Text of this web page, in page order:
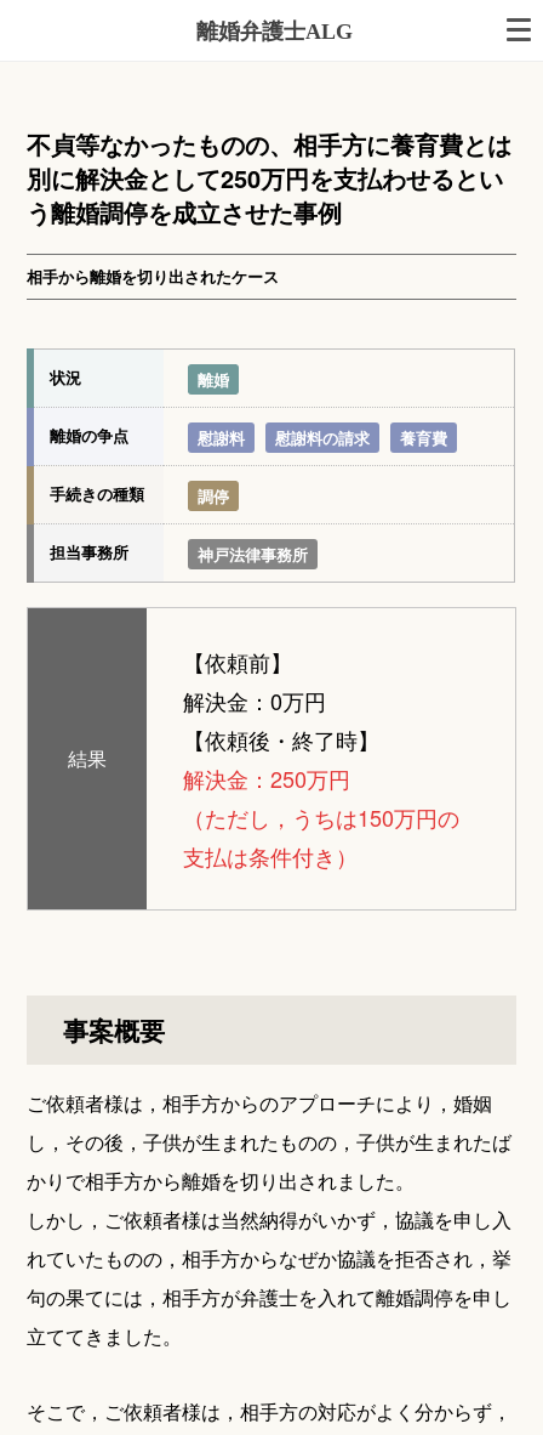
離婚弁護士ALG
不貞等なかったものの、相手方に養育費とは
別に解決金として250万円を支払わせるとい
う離婚調停を成立させた事例
相手から離婚を切り出されたケース
状況 離婚
離婚の争点 慰謝料 慰謝料の請求 養育費
手続きの種類 調停
担当事務所 神戸法律事務所
結果
【依頼前】
解決金：0万円
【依頼後・終了時】
解決金：250万円
（ただし，うちは150万円の
支払は条件付き）
事案概要
ご依頼者様は，相手方からのアプローチにより，婚姻
し，その後，子供が生まれたものの，子供が生まれたば
かりで相手方から離婚を切り出されました。
しかし，ご依頼者様は当然納得がいかず，協議を申し入
れていたものの，相手方からなぜか協議を拒否され，挙
句の果てには，相手方が弁護士を入れて離婚調停を申し
立ててきました。
そこで，ご依頼者様は，相手方の対応がよく分からず，